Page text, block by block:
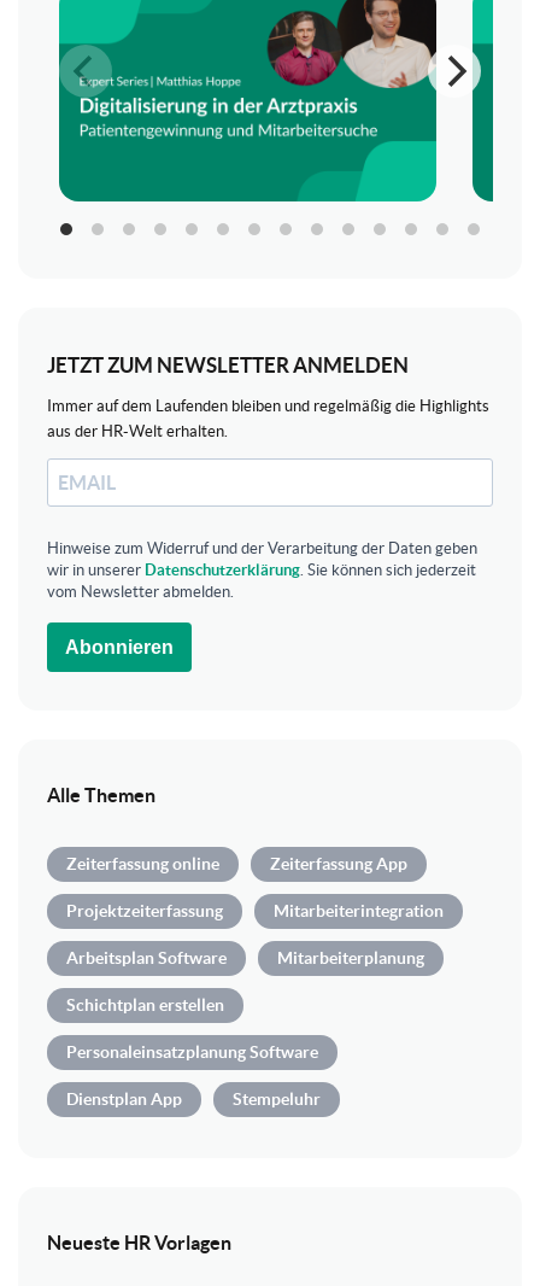
JETZT ZUM NEWSLETTER ANMELDEN
Immer auf dem Laufenden bleiben und regelmäßig die Highlights
aus der HR-Welt erhalten.
Hinweise zum Widerruf und der Verarbeitung der Daten geben
wir in unserer Datenschutzerklärung . Sie können sich jederzeit
vom Newsletter abmelden.
Abonnieren
Alle Themen
Zeiterfassung online Zeiterfassung App
Projektzeiterfassung Mitarbeiterintegration
Arbeitsplan Software Mitarbeiterplanung
Schichtplan erstellen
Personaleinsatzplanung Software
Dienstplan App Stempeluhr
Neueste HR Vorlagen